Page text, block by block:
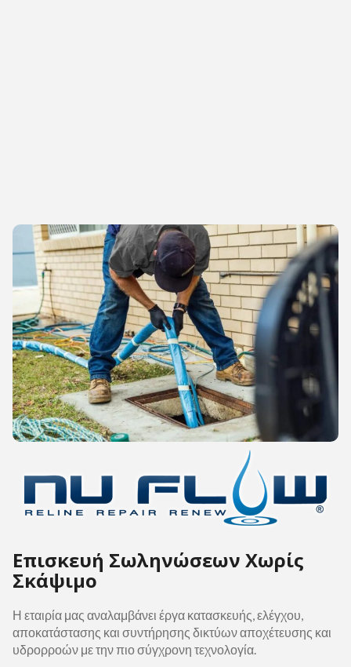
Επισκευή Σωληνώσεων Χωρίς
Σκάψιμο
Η εταιρία μας αναλαμβάνει έργα κατασκευής, ελέγχου,
αποκατάστασης και συντήρησης δικτύων αποχέτευσης και
υδρορροών με την πιο σύγχρονη τεχνολογία.